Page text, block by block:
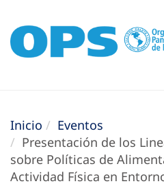
Inicio
Eventos
Presentación de los
sobre Políticas de
Actividad Física en